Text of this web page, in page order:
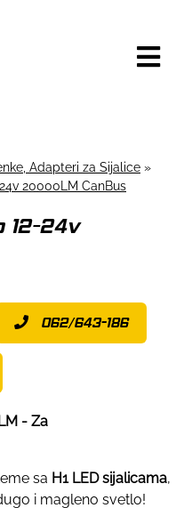
Adapteri za Sijalice »
24v 20000LM CanBus
12-24v
062/643-186
- Za
sa H1 LED sijalicama,
i magleno svetlo!